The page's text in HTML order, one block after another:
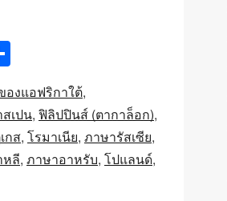
ar
e
องแอฟริกาใต้
เปน ฟิลิปปินส์ (ตากาล็อก)
กส โรมาเนีย ภาษารัสเซีย
หลี ภาษาอาหรับ โปแลนด์